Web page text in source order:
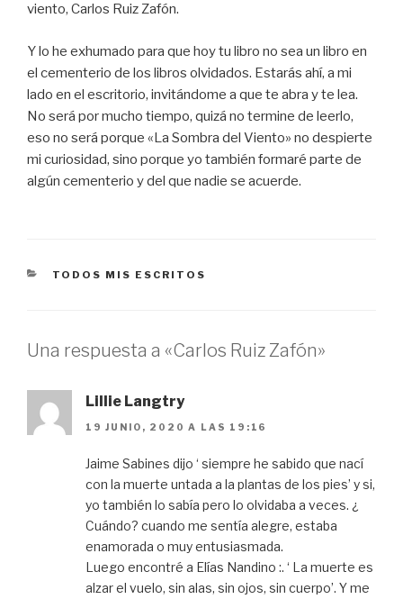
viento, Carlos Ruiz Zafón.
Y lo he exhumado para que hoy tu libro no sea un libro en
el cementerio de los libros olvidados. Estarás ahí, a mi
lado en el escritorio, invitándome a que te abra y te lea.
No será por mucho tiempo, quizá no termine de leerlo,
eso no será porque «La Sombra del Viento» no despierte
mi curiosidad, sino porque yo también formaré parte de
algún cementerio y del que nadie se acuerde.
CATEGORÍAS
TODOS MIS ESCRITOS
Una respuesta a «Carlos Ruiz Zafón»
Lillie Langtry
19 JUNIO, 2020 A LAS 19:16
Jaime Sabines dijo ‘ siempre he sabido que nací
con la muerte untada a la plantas de los pies’ y si,
yo también lo sabía pero lo olvidaba a veces. ¿
Cuándo? cuando me sentía alegre, estaba
enamorada o muy entusiasmada.
Luego encontré a Elías Nandino :. ‘ La muerte es
alzar el vuelo, sin alas, sin ojos, sin cuerpo’. Y me